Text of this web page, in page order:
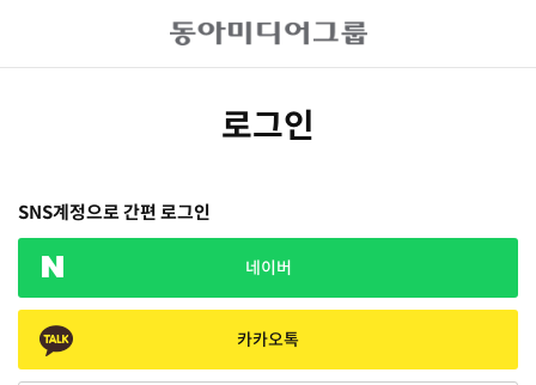
로그인
SNS계정으로 간편 로그인
네이버
카카오톡